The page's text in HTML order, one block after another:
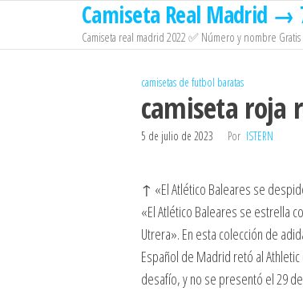
contenido
Camiseta Real Madrid →
Camiseta real madrid 2022 ✅ Número y nombre
camisetas de futbol baratas
camiseta roja
5 de julio de 2023 Por ISTERN
↑ «El Atlético Baleares se
«El Atlético Baleares se estrella
Utrera». En esta colección de
Español de Madrid retó al
desafío, y no se presentó el 29